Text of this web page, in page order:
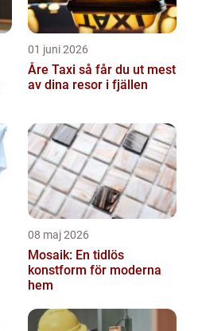
01 juni 2026
Åre Taxi så får du ut mest
av dina resor i fjällen
08 maj 2026
Mosaik: En tidlös
konstform för moderna
hem